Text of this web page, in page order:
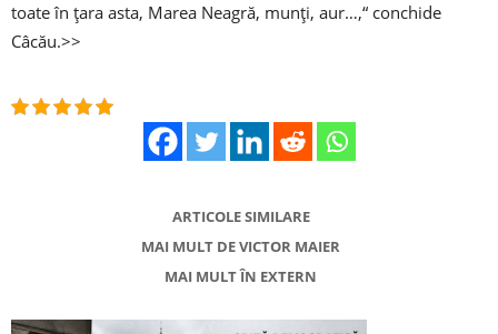
toate în țara asta, Marea Neagră, munți, aur…,“ conchide
Câcău.>>
ARTICOLE SIMILARE
MAI MULT DE VICTOR MAIER
MAI MULT ÎN EXTERN